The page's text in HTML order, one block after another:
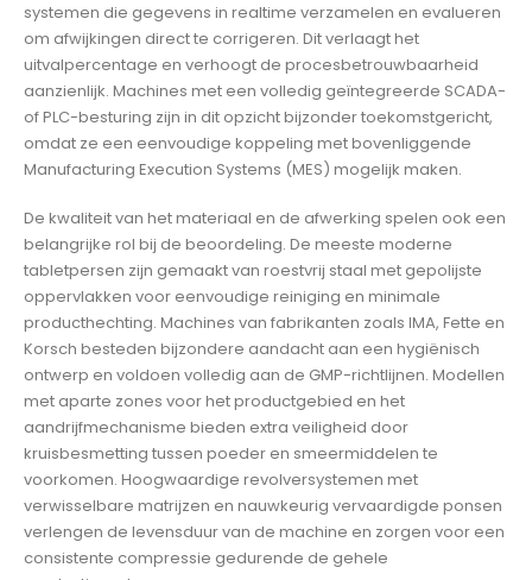
systemen die gegevens in realtime verzamelen en evalueren
om afwijkingen direct te corrigeren. Dit verlaagt het
uitvalpercentage en verhoogt de procesbetrouwbaarheid
aanzienlijk. Machines met een volledig geïntegreerde SCADA-
of PLC-besturing zijn in dit opzicht bijzonder toekomstgericht,
omdat ze een eenvoudige koppeling met bovenliggende
Manufacturing Execution Systems (MES) mogelijk maken.
De kwaliteit van het materiaal en de afwerking spelen ook een
belangrijke rol bij de beoordeling. De meeste moderne
tabletpersen zijn gemaakt van roestvrij staal met gepolijste
oppervlakken voor eenvoudige reiniging en minimale
producthechting. Machines van fabrikanten zoals IMA, Fette en
Korsch besteden bijzondere aandacht aan een hygiënisch
ontwerp en voldoen volledig aan de GMP-richtlijnen. Modellen
met aparte zones voor het productgebied en het
aandrijfmechanisme bieden extra veiligheid door
kruisbesmetting tussen poeder en smeermiddelen te
voorkomen. Hoogwaardige revolversystemen met
verwisselbare matrijzen en nauwkeurig vervaardigde ponsen
verlengen de levensduur van de machine en zorgen voor een
consistente compressie gedurende de gehele